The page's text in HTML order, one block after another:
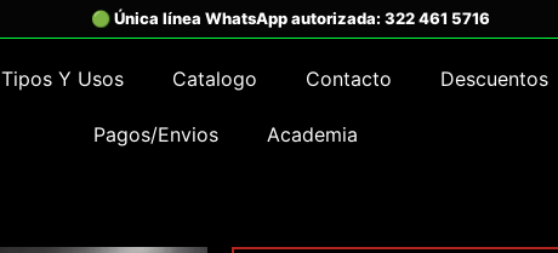
Tipos Y Usos Catalogo Contacto Descuentos
Pagos/Envios Academia